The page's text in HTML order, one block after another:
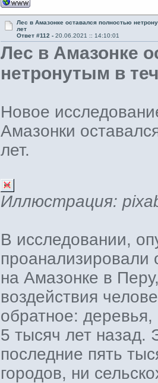
Лес в Амазонке оставался полностью
лет
Ответ #112 -20.06.2021 :: 14:10:01
Лес в Амазонке
нетронутым в
Новое
Амазонки
лет.
Иллюстрация:
В исследовании,
на Амазонке в
воздействия
обратное: деревья,
5 тысяч лет назад.
последние пять
городов, ни